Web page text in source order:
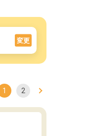
変更
1 2